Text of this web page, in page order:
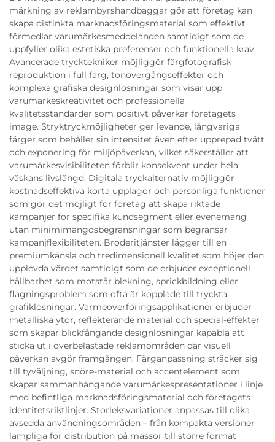
märkning av reklambyrshandbaggar gör att företag kan
skapa distinkta marknadsföringsmaterial som effektivt
förmedlar varumärkesmeddelanden samtidigt som de
uppfyller olika estetiska preferenser och funktionella krav.
Avancerade trycktekniker möjliggör färgfotografisk
reproduktion i full färg, tonövergångseffekter och
komplexa grafiska designlösningar som visar upp
varumärkeskreativitet och professionella
kvalitetsstandarder som positivt påverkar företagets
image. Stryktryckmöjligheter ger levande, långvariga
färger som behåller sin intensitet även efter upprepad tvätt
och exponering för miljöpåverkan, vilket säkerställer att
varumärkesvisibiliteten förblir konsekvent under hela
väskans livslängd. Digitala tryckalternativ möjliggör
kostnadseffektiva korta upplagor och personliga funktioner
som gör det möjligt for företag att skapa riktade
kampanjer för specifika kundsegment eller evenemang
utan minimimängdsbegränsningar som begränsar
kampanjflexibiliteten. Broderitjänster lägger till en
premiumkänsla och tredimensionell kvalitet som höjer den
upplevda värdet samtidigt som de erbjuder exceptionell
hållbarhet som motstår blekning, sprickbildning eller
flagningsproblem som ofta är kopplade till tryckta
grafiklösningar. Värmeöverföringsapplikationer erbjuder
metalliska ytor, reflekterande material och special-effekter
som skapar blickfångande designlösningar kapabla att
sticka ut i överbelastade reklamområden där visuell
påverkan avgör framgången. Färganpassning sträcker sig
till tyväljning, snöre-material och accentelement som
skapar sammanhängande varumärkespresentationer i linje
med befintliga marknadsföringsmaterial och företagets
identitetsriktlinjer. Storleksvariationer anpassas till olika
avsedda användningsområden – från kompakta versioner
lämpliga för distribution på mässor till större format